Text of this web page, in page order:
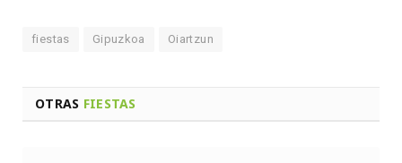
fiestas Gipuzkoa Oiartzun
OTRAS FIESTAS